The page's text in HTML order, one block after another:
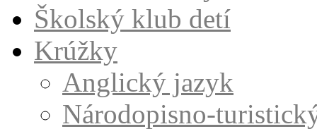
Školský klub detí
Krúžky
Anglický jazyk
Národopisno-